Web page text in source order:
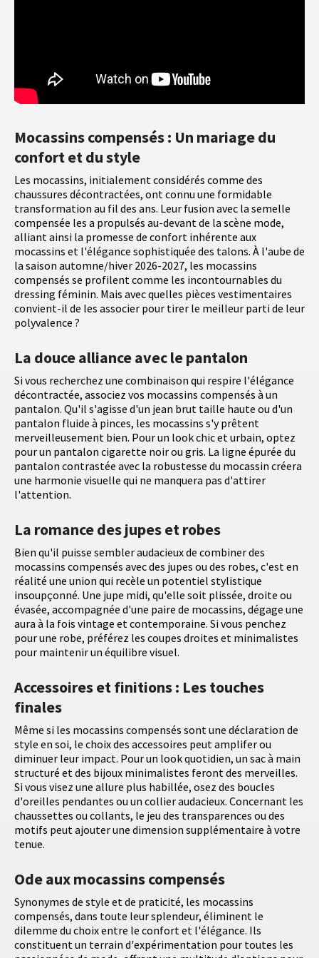
Mocassins compensés : Un mariage du
confort et du style
Les mocassins, initialement considérés comme des
chaussures décontractées, ont connu une formidable
transformation au fil des ans. Leur fusion avec la semelle
compensée les a propulsés au-devant de la scène mode,
alliant ainsi la promesse de confort inhérente aux
mocassins et l'élégance sophistiquée des talons. À l'aube de
la saison automne/hiver 2026-2027, les mocassins
compensés se profilent comme les incontournables du
dressing féminin. Mais avec quelles pièces vestimentaires
convient-il de les associer pour tirer le meilleur parti de leur
polyvalence ?
La douce alliance avec le pantalon
Si vous recherchez une combinaison qui respire l'élégance
décontractée, associez vos mocassins compensés à un
pantalon. Qu'il s'agisse d'un jean brut taille haute ou d'un
pantalon fluide à pinces, les mocassins s'y prêtent
merveilleusement bien. Pour un look chic et urbain, optez
pour un pantalon cigarette noir ou gris. La ligne épurée du
pantalon contrastée avec la robustesse du mocassin créera
une harmonie visuelle qui ne manquera pas d'attirer
l'attention.
La romance des jupes et robes
Bien qu'il puisse sembler audacieux de combiner des
mocassins compensés avec des jupes ou des robes, c'est en
réalité une union qui recèle un potentiel stylistique
insoupçonné. Une jupe midi, qu'elle soit plissée, droite ou
évasée, accompagnée d'une paire de mocassins, dégage une
aura à la fois vintage et contemporaine. Si vous penchez
pour une robe, préférez les coupes droites et minimalistes
pour maintenir un équilibre visuel.
Accessoires et finitions : Les touches
finales
Même si les mocassins compensés sont une déclaration de
style en soi, le choix des accessoires peut amplifer ou
diminuer leur impact. Pour un look quotidien, un sac à main
structuré et des bijoux minimalistes feront des merveilles.
Si vous visez une allure plus habillée, osez des boucles
d'oreilles pendantes ou un collier audacieux. Concernant les
chaussettes ou collants, le jeu des transparences ou des
motifs peut ajouter une dimension supplémentaire à votre
tenue.
Ode aux mocassins compensés
Synonymes de style et de praticité, les mocassins
compensés, dans toute leur splendeur, éliminent le
dilemme du choix entre le confort et l'élégance. Ils
constituent un terrain d'expérimentation pour toutes les